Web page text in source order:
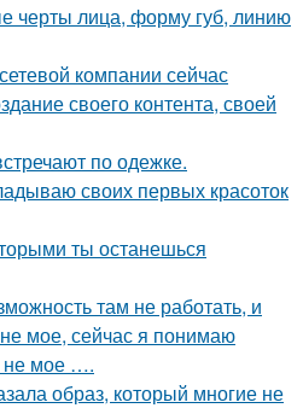
черты лица, форму губ, линию
компании сейчас
своего контента, своей
по одежке.
своих первых красоток
ты останешься
там не работать, и
не мое, сейчас я понимаю
не мое ….
образ, который многие не